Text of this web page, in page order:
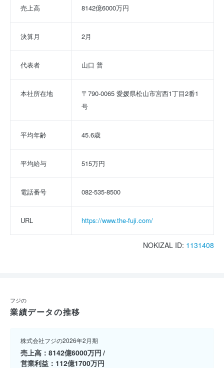
売上高 8142億6000万円
決算月 2月
代表者 山口 普
本社所在地
〒790-0065 愛媛県松山市宮西1丁目2番1
号
平均年齢 45.6歳
平均給与 515万円
電話番号 082-535-8500
URL https://www.the-fuji.com/
NOKIZAL ID: 1131408
フジの
業績データの推移
株式会社フジの2026年2月期
売上高
8142億6000万円
営業利益
112億1700万円